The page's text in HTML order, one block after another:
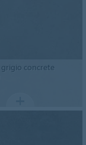
grigio concrete